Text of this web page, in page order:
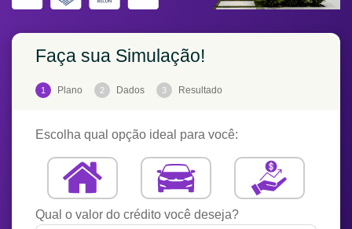
Faça sua Simulação!
1 Plano 2 Dados 3 Resultado
Escolha qual opção ideal para você:
Qual o valor do crédito você deseja?